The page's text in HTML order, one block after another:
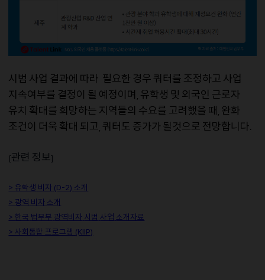
시범 사업 결과에 따라 필요한 경우 쿼터를 조정하고 사업
지속여부를 결정이 될 예정이며 유학생 및 외국인 근로자
유치 확대를 희망하는 지역들의 수요를 고려했을 때
완화
조건이 더욱 확대 되고 쿼터도 증가가 될것으로 전망합니다.
[관련 정보]
> 유학생 비자 (D-2) 소개
> 광역 비자 소개
> 한국 법무부 광역비자 시범 사업 소개자료
> 사회통합 프로그램 (KIIP)